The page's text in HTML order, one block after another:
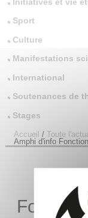
Initiatives et vie
Sport
Culture
Manifestations
International
Soutenances de
Stages
Accueil / Toute
Amphi d'info